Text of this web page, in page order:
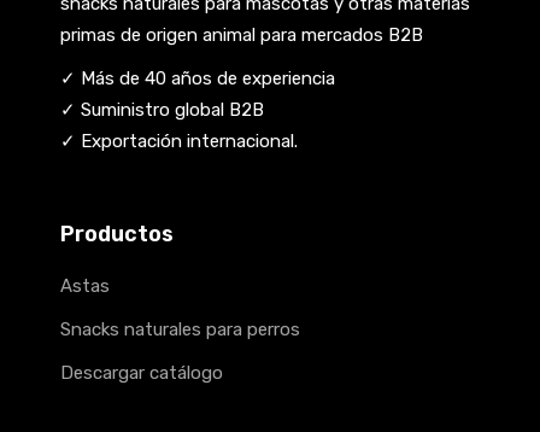
primas de origen animal para mercados B2B
✓ Más de 40 años de experiencia
✓ Suministro global B2B
✓ Exportación internacional.
Productos
Astas
Snacks naturales para perros
Descargar catálogo